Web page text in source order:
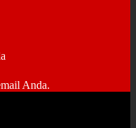
Anda.